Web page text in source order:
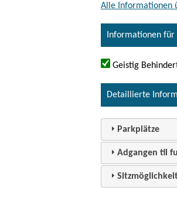
Alle Informationen
Informationen für
Geistig
Detaillierte
Parkplätze
Adgangen til